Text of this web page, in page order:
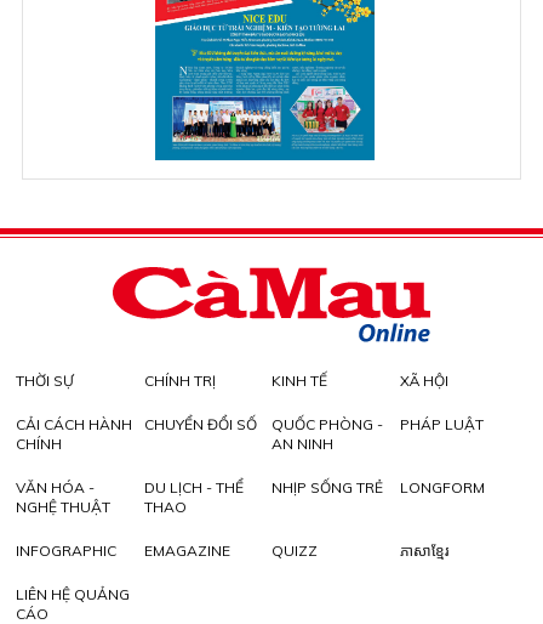
THỜI SỰ CHÍNH TRỊ KINH TẾ XÃ HỘI
CẢI CÁCH HÀNH
CHÍNH
CHUYỂN ĐỔI SỐ
QUỐC PHÒNG -
AN NINH
PHÁP LUẬT
VĂN HÓA -
NGHỆ THUẬT
DU LỊCH - THỂ
THAO
NHỊP SỐNG TRẺ LONGFORM
INFOGRAPHIC EMAGAZINE QUIZZ ភាសាខ្មែរ
LIÊN HỆ QUẢNG
CÁO